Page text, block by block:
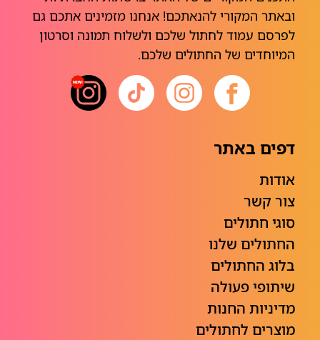
ובאתר המקורי להנאתכם! אנחנו מזמינים אתכם גם
לפרסם עמוד לחתול שלכם ולשלוח תמונה וסרטון
המיוחדים של החתולים שלכם.
דפים באתר
אודות
צור קשר
סוגי חתולים
החתולים שלנו
בלוג החתולים
שיתופי פעולה
מדיניות החנות
מוצרים לחתולים